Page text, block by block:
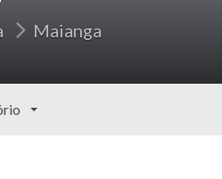
Maianga